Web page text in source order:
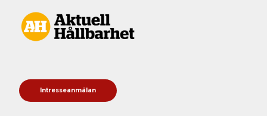
Intresseanmälan